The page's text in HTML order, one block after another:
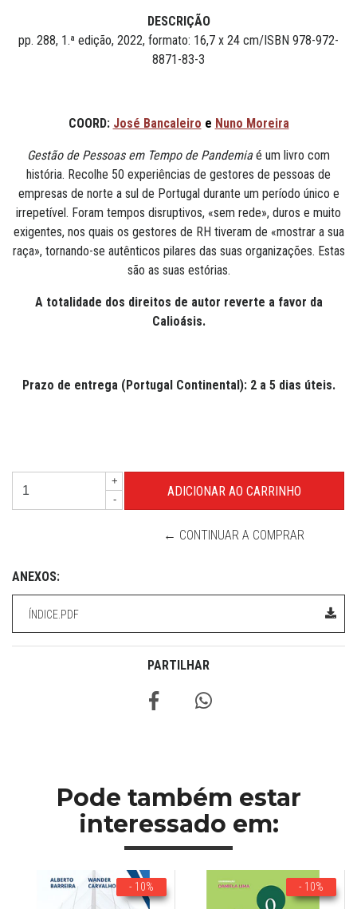
DESCRIÇÃO
pp. 288, 1.ª edição, 2022, formato: 16,7 x 24 cm/ISBN 978-972-
8871-83-3
COORD: José Bancaleiro e Nuno Moreira
Gestão de Pessoas em Tempo de Pandemiaé um livro com
história. Recolhe 50 experiências de gestores de pessoas de
empresas de norte a sul de Portugal durante um período único e
irrepetível. Foram tempos disruptivos, «sem rede», duros e muito
exigentes, nos quais os gestores de RH tiveram de «mostrar a sua
raça», tornando-se autênticos pilares das suas organizações. Estas
são as suas estórias.
A totalidade dos direitos de autor reverte a favor da
Calioásis.
Prazo de entrega (Portugal Continental): 2 a 5 dias úteis.
+
-
← CONTINUAR A COMPRAR
ANEXOS:
ÍNDICE.PDF
PARTILHAR
Pode também estar
interessado em:
- 10% - 10%